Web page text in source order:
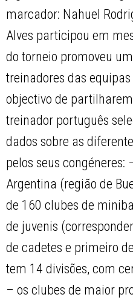
marcador: Nahuel
Alves participou em
do torneio promoveu
treinadores das
objectivo de
treinador português
dados sobre as
pelos seus
Argentina (região de
de 160 clubes de
de juvenis
de cadetes e primeiro
tem 14 divisões, com
– os clubes de maior